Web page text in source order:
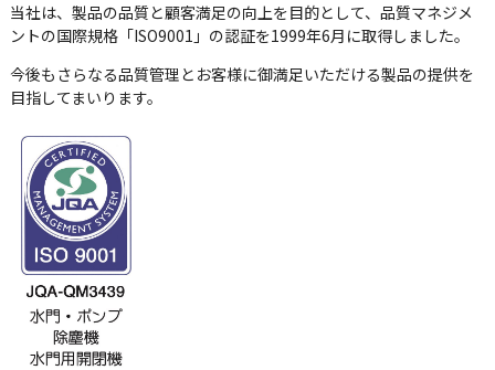
当社は、製品の品質と顧客満足の向上を目的として、品質マネジメ
ントの国際規格「ISO9001」の認証を1999年6月に取得しました。
今後もさらなる品質管理とお客様に御満足いただける製品の提供を
目指してまいります。